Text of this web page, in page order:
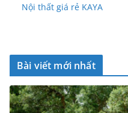
Nội thất giá rẻ KAYA
Bài viết mới nhất